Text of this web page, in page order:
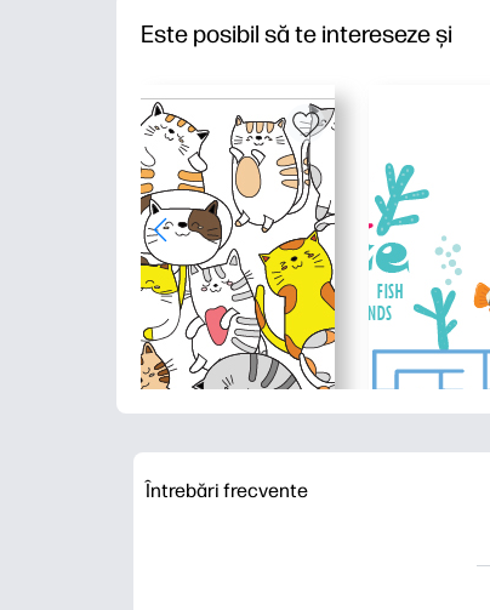
Este posibil să te intereseze și
Întrebări frecvente